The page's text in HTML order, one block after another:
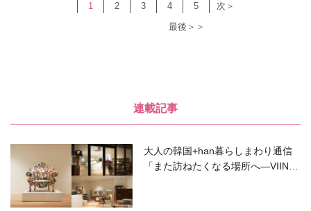
1 2 3 4 5
次＞
最後＞＞
連載記事
大人の韓国+han暮らしまわり通信
「また訪ねたくなる場所へ―VIIN C